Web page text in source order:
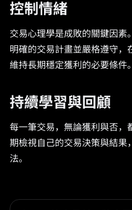
控制情緒
交易心理學是成敗的關鍵因素
明確的交易計畫並嚴格遵守，
維持長期穩定獲利的必要條件。
持續學習與回顧
每一筆交易，無論獲利與否，
期檢視自己的交易決策與結果
法。